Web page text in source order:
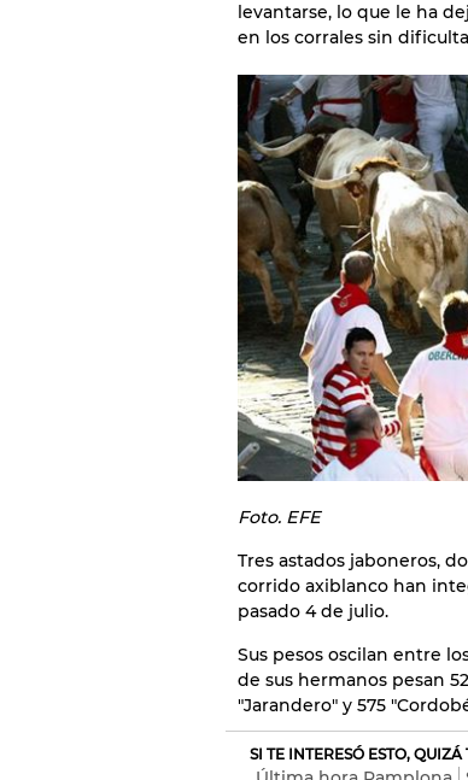
levantarse, lo que le ha
en los corrales sin
Foto. EFE
Tres astados jaboneros,
corrido axiblanco han
pasado 4 de julio.
Sus pesos oscilan entre
de sus hermanos pesan
"Jarandero" y 575
SI TE INTERESÓ ESTO,